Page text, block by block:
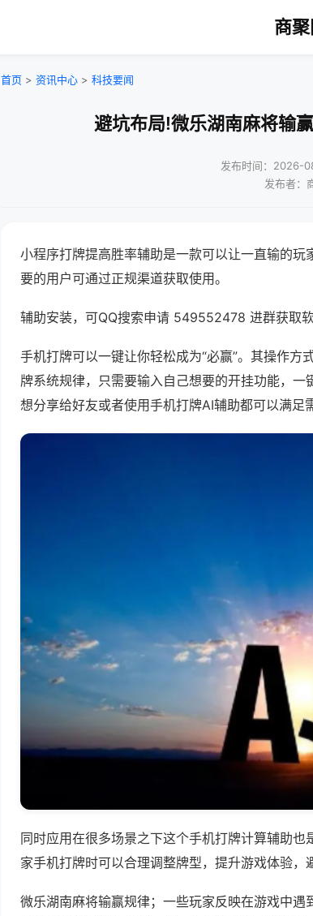
商聚
首页 > 资讯中心 > 科技要闻
避坑布局!微乐湖南麻将输
发布时间：2026-
发布者：
小程序打牌提高胜率辅助是一款可以让一直输的玩
要的用户可通过正规渠道获取使用。
辅助安装，可QQ搜索申请 549552478 进群获取
手机打牌可以一键让你轻松成为“必赢”。其操作
牌系统规律，只需要输入自己想要的开挂功能，
想分享给好友或者使用手机打牌AI辅助都可以满足
同时应用在很多场景之下这个手机打牌计算辅助
家手机打牌时可以合理调整牌型，提升游戏体验，
微乐湖南麻将输赢规律；一些玩家反映在游戏中